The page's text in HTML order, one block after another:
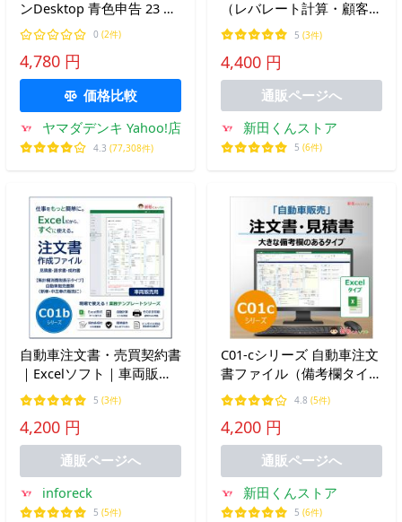
ンDesktop 青色申告 23 乗
換・優待版 PC0BR1801
0 (2件)
4,780 円
価格比較
ヤマダデンキ Yahoo!店
4.3 (77,308件)
（レバレート計算・顧客リ
スト・部品リスト）自動車
修理 整備 エクセル 新田く
んソフト
5 (3件)
4,400 円
通販ページへ
新田くんストア
5 (6件)
自動車注文書・売買契約書
｜Excelソフト｜車両販売
｜個別消費税表示タイプ｜
C01bシリーズ｜新田くん
ソフト
5 (3件)
4,200 円
通販ページへ
inforeck
5 (5件)
C01‐cシリーズ 自動車注文
書ファイル（備考欄タイ
プ）車両売買 Excel 新田く
んソフト
4.8 (5件)
4,200 円
通販ページへ
新田くんストア
5 (6件)